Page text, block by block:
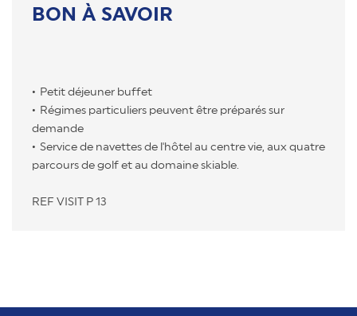
BON À SAVOIR
Petit déjeuner buffet
Régimes particuliers peuvent être préparés sur
demande
Service de navettes de l'hôtel au centre vie, aux quatre
parcours de golf et au domaine skiable.
REF VISIT P 13